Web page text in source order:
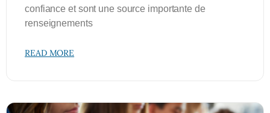
confiance et sont une source importante de
renseignements
READ MORE